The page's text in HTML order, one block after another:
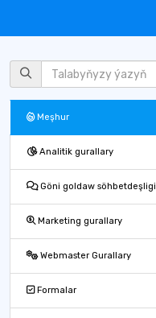
Meşhur
Analitik gurallary
Göni goldaw söhbetdeşligi
Marketing gurallary
Webmaster Gurallary
Formalar